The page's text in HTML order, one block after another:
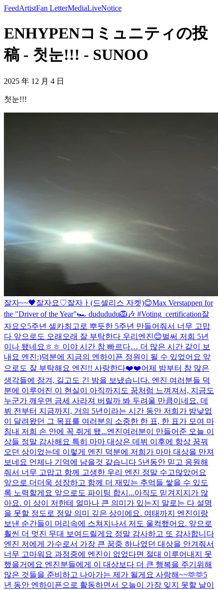
FeedArtistFan LetterMediaLiveNotice
ENHYPENコミュニティの投
稿 - 첫눈!!! - SUNOO
2025 年 12 月 4 日
첫눈!!!
잘자~~🖤잘자요♡잘자ㅏ(드셀리스 자켓)😊Max Verstappen for
the "Driver of the Year"🏎 dudududu🦁🎶 #Voting_certification잘
자요오5주년 셀카최고로 뿌듯한 5주년 만들어줘서 너무 고맙
다 앞으로도 오래오래 잘 부탁한다 우리엔진😊벌써 저희 5년
이나 됐네요ㅎㅎ 이야 시간 참 빠르다… 더 많은 시간 같이 보
내요 엔진:)덕분에 지금의 엔하이픈 정원이 될 수 있었어요 앞
으로도 잘 부탁해요 엔진!! 사랑한다❤️❤️어제 밤부터 참 많은
생각들에 잠겨, 길고도 긴 밤을 보냈습니다. 엔진 여러분들 덕
분에 이루어진 이 현실이 아직까지도 꿈처럼 느껴져서, 지금도
누군가 깨우면 금세 사라져 버릴까 봐 두려울 만큼이네요. 데
뷔 전부터 지금까지, 거의 5년이라는 시간 동안 저희가 밤낮없
이 달려왔던 그 목표를 여러분의 소중한 한 표, 한 표가 모여 마
침내 저희 손 안에 꼭 쥐게 됐...엔진여러분이 만들어준 오늘 이
상들 정말 감사해요 특히 마마 대상은 데뷔 이후에 항상 꿈꿔
오던 상이었는데 이렇게 엔진 덕분에 저희가 마마 대상을 만져
보네요 언제나 기억에 남을것 같습니다 5년동안 믿고 응원해
줘서 너무 고맙고 함께 고생한 우리 엔진 정말 수고많았어요
앞으로 더더욱 성장하고 함께 더 재밌는 추억들 쌓을 수 있도
록 노력할게요 앞으로도 파이팅 합시...아직도 믿겨지지가 않
아요. 이 상이 저한테 얼마나 큰 의미가 있는지 말로는 다 설명
을 못할 정도로 정말 의미 깊은 상이에요. 여태까지 엔진이랑
보낸 순간들이 머리속에 스쳐지나서 저도 울컥했어요. 앞으로
훨씬 더 멋진 무대 보여드릴게요 정말 감사하고 또 감사합니다
엔진 저에게 가수로서 가장 큰 꿈중 하나였던 대상을 안겨줘서
너무 고마워요 과정중에 엔진이 없었다면 절대 이루어내지 못
했을거에요 엔진분들에게 이 대상보다 더 큰 행복을 주기위해
많은 것들을 준비하고 나아가는 제가 될게요 사랑해~~🫶🫶5
년 동안 엔하이픈으로 활동하면서 오늘이 가장 잊지 못할 날이